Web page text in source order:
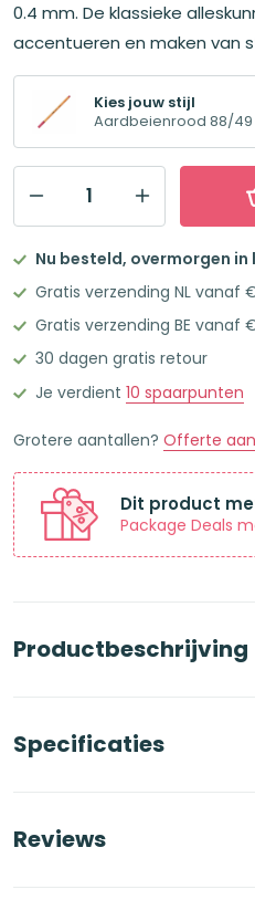
0.4 mm. De klassieke
accentueren en maken van
Kies jouw stijl
Aardbeienrood 88/49
88
Fineliner
los
exemplaar
aardbeienrood
aantal
Nu besteld, overmorgen in
Gratis verzending NL vanaf
Gratis verzending BE vanaf
30 dagen gratis retour
Je verdient 10 spaarpunten
Grotere aantallen? Offerte
Dit product
Package Deals
Productbeschrijving
Specificaties
Reviews